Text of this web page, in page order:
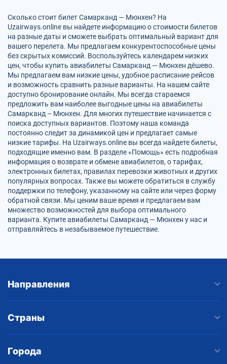
Сколько стоит билет Самарканд — Мюнхен? На
Uzairways.online вы найдете информацию о стоимости билетов
на разные даты и сможете выбрать оптимальный вариант для
вашего перелета. Мы предлагаем конкурентоспособные цены
без скрытых комиссий. Воспользуйтесь календарем низких
цен, чтобы купить авиабилеты Самарканд — Мюнхен дёшево.
Мы предлагаем вам низкие цены, удобное расписание рейсов
и возможность сравнить разные варианты. На нашем сайте
доступно бронирование онлайн. Мы всегда стараемся
предложить вам наиболее выгодные цены на авиабилеты
Самарканд – Мюнхен. Для многих путешествие начинается с
поиска доступных вариантов. Поэтому наша команда
постоянно следит за динамикой цен и предлагает самые
низкие тарифы. На Uzairways.online вы всегда найдете билеты,
подходящие именно вам. В разделе «Помощь» есть подробная
информация о возврате и обмене авиабилетов, о тарифах,
электронных билетах, правилах перевозки животных и других
популярных вопросах. Также вы можете обратиться в службу
поддержки по телефону, указанному на сайте или через форму
обратной связи. Мы ценим ваше время и предлагаем вам
множество возможностей для выбора оптимального
варианта. Купите авиабилеты Самарканд — Мюнхен у нас и
отправляйтесь в незабываемое путешествие.
Направления
Страны
Города